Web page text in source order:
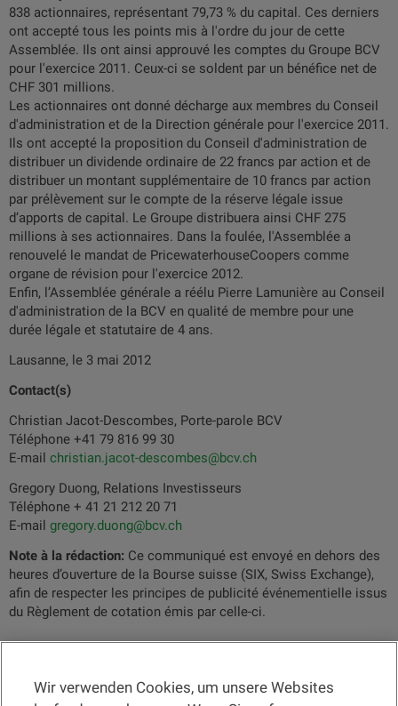
838 actionnaires, représentant 79,73 % du capital. Ces derniers
ont accepté tous les points mis à l'ordre du jour de cette
Assemblée. Ils ont ainsi approuvé les comptes du Groupe BCV
pour l'exercice 2011. Ceux-ci se soldent par un bénéfice net de
CHF 301 millions.
Les actionnaires ont donné décharge aux membres du Conseil
d'administration et de la Direction générale pour l'exercice 2011.
Ils ont accepté la proposition du Conseil d'administration de
distribuer un dividende ordinaire de 22 francs par action et de
distribuer un montant supplémentaire de 10 francs par action
par prélèvement sur le compte de la réserve légale issue
d’apports de capital. Le Groupe distribuera ainsi CHF 275
millions à ses actionnaires. Dans la foulée, l'Assemblée a
renouvelé le mandat de PricewaterhouseCoopers comme
organe de révision pour l'exercice 2012.
Enfin, l’Assemblée générale a réélu Pierre Lamunière au Conseil
d'administration de la BCV en qualité de membre pour une
durée légale et statutaire de 4 ans.
Lausanne, le 3 mai 2012
Contact(s)
Christian Jacot-Descombes, Porte-parole BCV
Téléphone +41 79 816 99 30
E-mail christian.jacot-descombes@bcv.ch
Gregory Duong, Relations Investisseurs
Téléphone + 41 21 212 20 71
E-mail gregory.duong@bcv.ch
Note à la rédaction: Ce communiqué est envoyé en dehors des
heures d’ouverture de la Bourse suisse (SIX, Swiss Exchange),
afin de respecter les principes de publicité événementielle issus
du Règlement de cotation émis par celle-ci.
RECHTSINFORMATION
Wir verwenden Cookies, um unsere Websites